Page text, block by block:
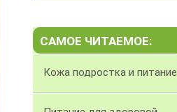
САМОЕ ЧИТАЕМОЕ:
Кожа подростка и питание